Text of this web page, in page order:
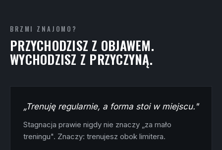
BRZMI ZNAJOMO?
PRZYCHODZISZ Z OBJAWEM.
WYCHODZISZ Z PRZYCZYNĄ.
„Trenuję regularnie, a forma stoi w miejscu."
Stagnacja prawie nigdy nie znaczy „za mało
treningu". Znaczy: trenujesz obok limitera.